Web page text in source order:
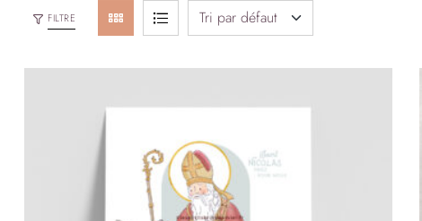
FILTRE